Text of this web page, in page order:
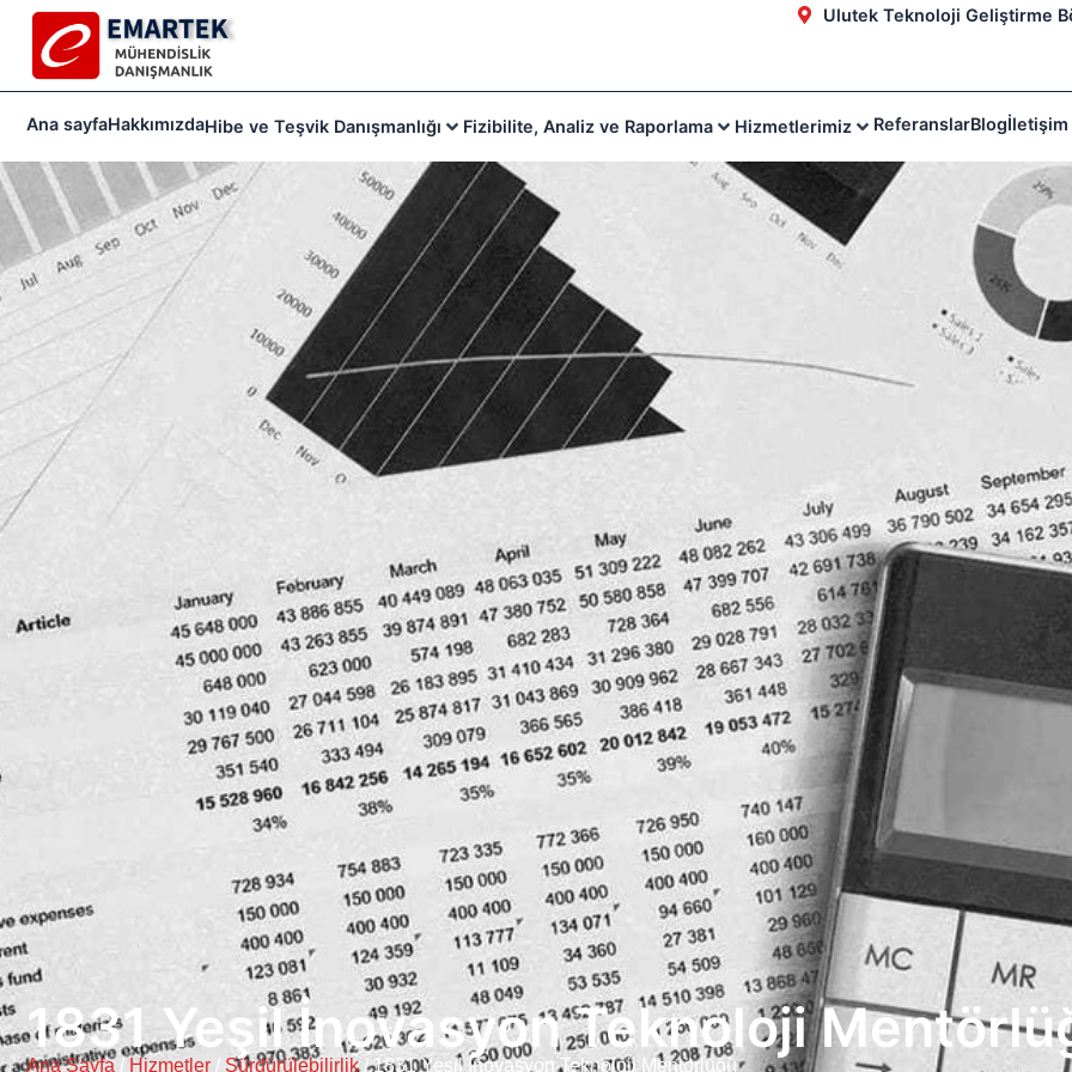
Ulutek Teknoloji Geliştirme
Ana sayfaHakkımızdaHibe ve Teşvik Danışmanlığı Fizibilite, Analiz ve Raporlama Hizmetlerimiz ReferanslarBlogİletişim
1831 Yeşil İnovasyon Teknoloji
Ana Sayfa / Hizmetler / Sürdürülebilirlik/1831 Yeşil İnovasyon Teknoloji Mentörlüğü